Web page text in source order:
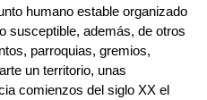
humano estable organizado
susceptible, además, de otros
parroquias, gremios,
un territorio, unas
comienzos del siglo XX el